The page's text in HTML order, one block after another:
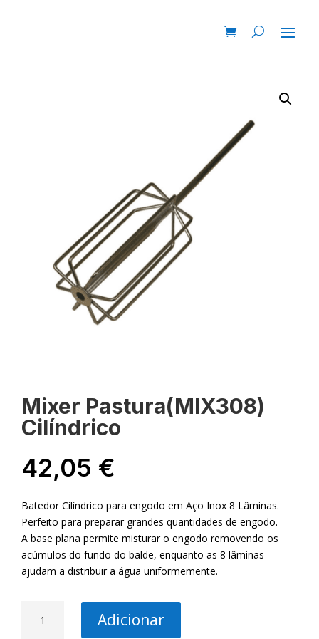
Mixer Pastura(MIX308)
Cilíndrico
42,05 €
Batedor Cilíndrico para engodo em Aço Inox 8 Lâminas.
Perfeito para preparar grandes quantidades de engodo.
A base plana permite misturar o engodo removendo os
acúmulos do fundo do balde, enquanto as 8 lâminas
ajudam a distribuir a água uniformemente.
Adicionar